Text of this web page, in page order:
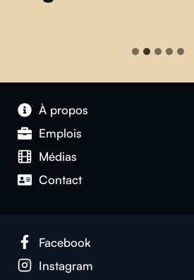
À propos
Emplois
Médias
Contact
Facebook
Instagram